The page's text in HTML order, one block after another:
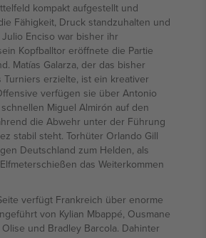
kompakt aufgestellt und
Fähigkeit, Druck standzuhalten und
Enciso war bisher ihr
Kopfballtor eröffnete die Partie
Matías Galarza, der das bisher
Turniers erzielte, ist ein kreativer
verfügen sie über Antonio
Miguel Almirón auf den
die Abwehr unter der Führung
stabil steht. Torhüter Orlando Gill
Deutschland zum Helden, als
das Weiterkommen
verfügt Frankreich über enorme
von Kylian Mbappé, Ousmane
und Bradley Barcola. Dahinter